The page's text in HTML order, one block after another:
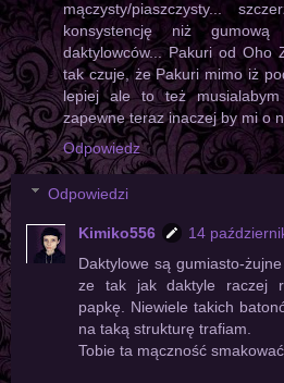
mączysty/piaszczysty...
konsystencję niż
daktylowców... Pakuri od Oho
tak czuje, że Pakuri mimo iż
lepiej ale to też
zapewne teraz inaczej by mi o
Odpowiedz
Odpowiedzi
Kimiko556
14
Daktylowe są gumiasto-
ze tak jak daktyle raczej
papkę. Niewiele takich
na taką strukturę trafiam.
Tobie ta mączność